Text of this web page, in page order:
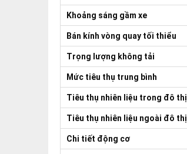
Khoảng sáng gầm xe
Bán kính vòng quay tối thiểu
Trọng lượng không tải
Mức tiêu thụ trung bình
Tiêu thụ nhiên liệu trong đô thị
Tiêu thụ nhiên liệu ngoài đô thị
Chi tiết động cơ